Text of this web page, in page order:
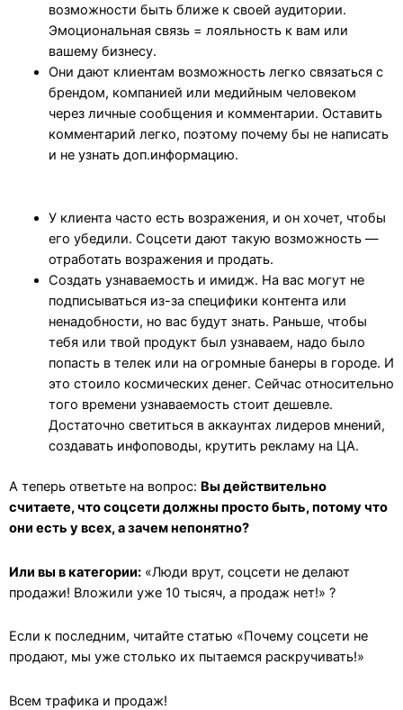
возможности быть ближе к своей аудитории.
Эмоциональная связь = лояльность к вам или
вашему бизнесу.
Они дают клиентам возможность легко связаться с
брендом, компанией или медийным человеком
через личные сообщения и комментарии. Оставить
комментарий легко, поэтому почему бы не написать
и не узнать доп.информацию.
У клиента часто есть возражения, и он хочет, чтобы
его убедили. Соцсети дают такую возможность —
отработать возражения и продать.
Создать узнаваемость и имидж. На вас могут не
подписываться из-за специфики контента или
ненадобности, но вас будут знать. Раньше, чтобы
тебя или твой продукт был узнаваем, надо было
попасть в телек или на огромные банеры в городе. И
это стоило космических денег. Сейчас относительно
того времени узнаваемость стоит дешевле.
Достаточно светиться в аккаунтах лидеров мнений,
создавать инфоповоды, крутить рекламу на ЦА.
А теперь ответьте на вопрос: Вы действительно
считаете, что соцсети должны просто быть, потому что
они есть у всех, а зачем непонятно?
Или вы в категории: «Люди врут, соцсети не делают
продажи! Вложили уже 10 тысяч, а продаж нет!» ?
Если к последним, читайте статью «Почему соцсети не
продают, мы уже столько их пытаемся раскручивать!»
Всем трафика и продаж!